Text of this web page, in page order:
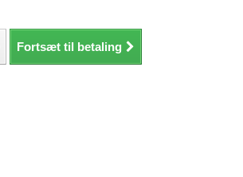
Fortsæt til betaling